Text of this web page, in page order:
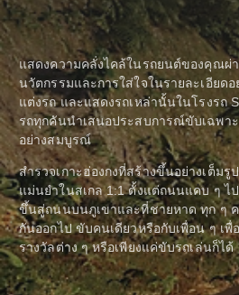
แสดงความคลั่งไคล้ในรถยนต์ของคุณผ่า
นวัตกรรมและการใส่ใจในรายละเอียด
แต่งรถ และแสดงรถเหล่านั้นในโรงรถ
รถทุกคันนำเสนอประสบการณ์ขับเฉพา
อย่างสมบูรณ์
สำรวจเกาะฮ่องกงที่สร้างขึ้นอย่างเต็ม
แม่นยำในสเกล 1:1 ตั้งแต่ถนนแคบ ๆ
ขึ้นสู่ถนนบนภูเขาและที่ชายหาด ทุก ๆ
กันออกไป ขับคนเดียวหรือกับเพื่อน ๆ เ
รางวัลต่าง ๆ หรือเพียงแค่ขับรถเล่นก็ได้